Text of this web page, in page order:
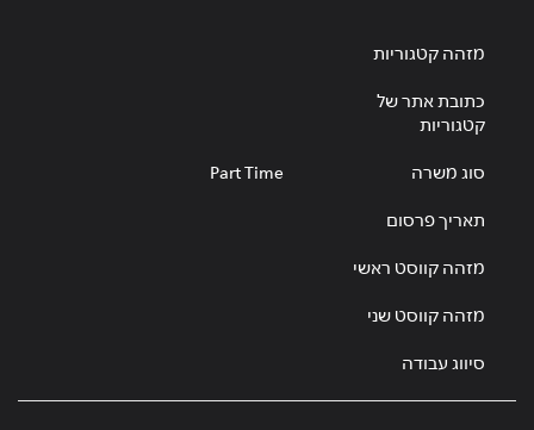
מזהה קטגוריות
כתובת אתר של
קטגוריות
סוג משרה Part Time
תאריך פרסום
מזהה קווסט ראשי
מזהה קווסט שני
סיווג עבודה